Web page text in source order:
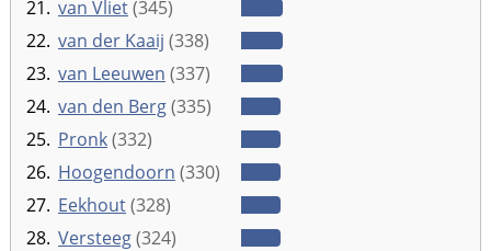
21. van Vliet(345)
22. van der Kaaij (338)
23. van Leeuwen (337)
24. van den Berg(335)
25. Pronk(332)
26. Hoogendoorn (330)
27. Eekhout(328)
28. Versteeg(324)